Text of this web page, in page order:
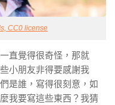
CC0 license
直覺得很奇怪，那就
小朋友非得要感謝我
是誰，寫得很刻意，如
我要寫這些東西？我猜